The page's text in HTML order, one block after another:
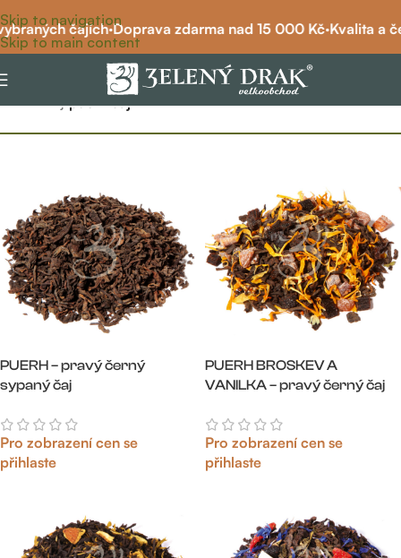
Skip to navigation
Skip to main content
čajích·Doprava zdarma nad 15 000 Kč·Kvalita a
Domů/čaj/puerh čaj
PUERH – pravý černý
sypaný čaj
Pro zobrazení cen se
přihlaste
PUERH BROSKEV A
VANILKA – pravý černý čaj
Pro zobrazení cen se
přihlaste